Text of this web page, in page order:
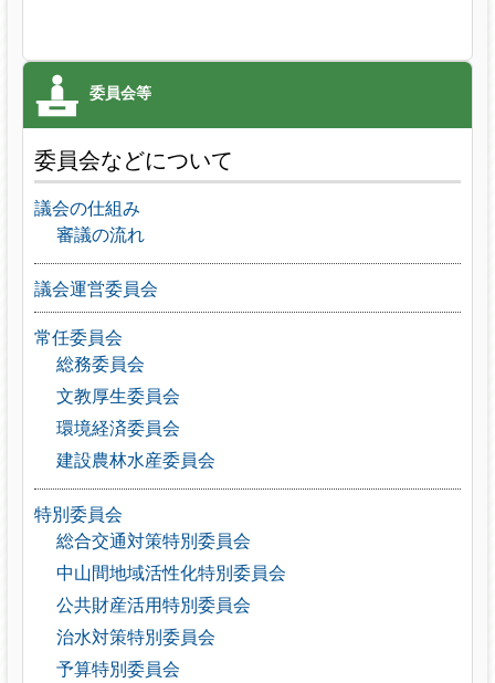
委員会などについて
議会の仕組み
審議の流れ
議会運営委員会
常任委員会
総務委員会
文教厚生委員会
環境経済委員会
建設農林水産委員会
特別委員会
総合交通対策特別委員会
中山間地域活性化特別委員会
公共財産活用特別委員会
治水対策特別委員会
予算特別委員会